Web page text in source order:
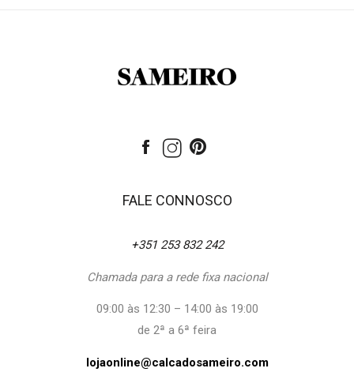
FALE CONNOSCO
+351 253 832 242
Chamada para a rede fixa nacional
09:00 às 12:30 – 14:00 às 19:00
de 2ª a 6ª feira
lojaonline@calcadosameiro.com